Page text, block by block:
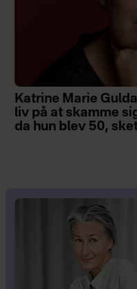
Katrine Marie
liv på at skamme
da hun blev 50,